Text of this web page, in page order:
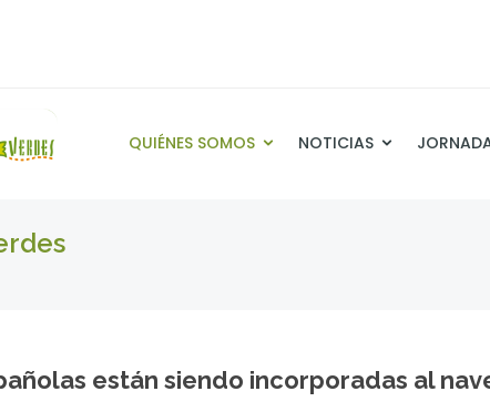
QUIÉNES SOMOS NOTICIAS
están siendo incorporadas al